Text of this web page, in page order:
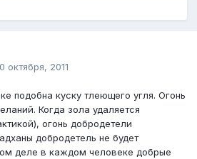
октября, 2011
подобна куску тлеющего угля. Огонь
Когда зола удаляется
огонь добродетели
добродетель не будет
деле в каждом человеке добрые